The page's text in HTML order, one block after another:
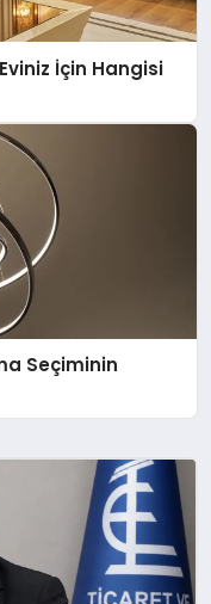
İçin Hangisi
Seçiminin